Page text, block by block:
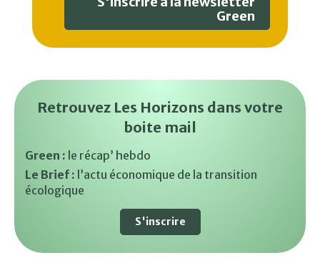
Green
Retrouvez Les Horizons dans votre
boite mail
Green : le récap’ hebdo
Le Brief : l’actu économique de la transition
écologique
S'inscrire